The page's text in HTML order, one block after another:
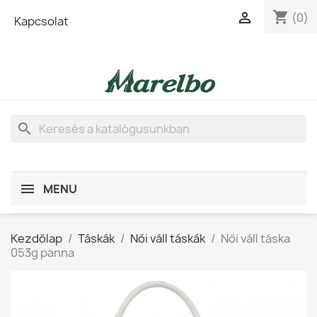
Kapcsolat shopping_cart (0)

search
MENU
Kezdőlap Táskák Női váll táskák
Női váll táska
053g panna